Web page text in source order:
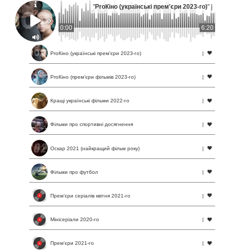
0:00 6:20
"ProКіно (українські прем'єри 2023-го)" |
ProКіно (українські прем'єри 2023-го) |
ProКіно (прем'єри фільмів 2023-го) |
Кращі українські фільми 2022-го |
Фільми про спортивні досягнення |
Оскар 2021 (найкращий фільм року) |
Фільми про футбол |
Прем'єри серіалів квітня 2021-го |
Мінісеріали 2020-го |
Прем'єри 2021-го |